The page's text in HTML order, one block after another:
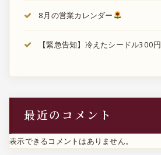
8月の営業カレンダー
【緊急告知】冷えたシードル300円
最近のコメント
表示できるコメントはありません。